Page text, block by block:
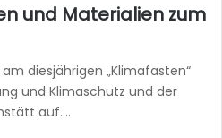
und Materialien zum
diesjährigen „Klimafasten“
und Klimaschutz und der
auf.…